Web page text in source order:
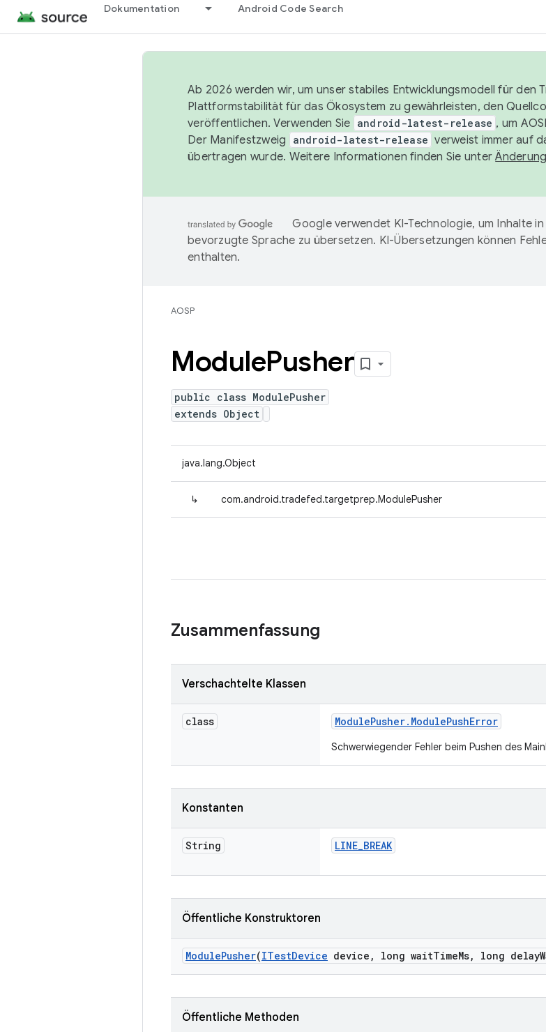
Dokumentation Android Code Search
Ab 2026 werden wir, um unser stabiles Entwicklungsmodell für den
Plattformstabilität für das Ökosystem zu gewährleisten, den
veröffentlichen. Verwenden Sie android-latest-release , um
Der Manifestzweig
android-latest-release verweist immer auf
übertragen wurde. Weitere Informationen finden Sie unter
Google verwendet KI-Technologie, um Inhalte
bevorzugte Sprache zu übersetzen. KI-Übersetzungen können
enthalten.
AOSP
ModulePusher
public class ModulePusher
extends Object
java.lang.Object
↳ com.android.tradefed.targetprep.ModulePusher
Zusammenfassung
Verschachtelte Klassen
class ModulePusher. ModulePushError
Schwerwiegender Fehler beim Pushen des
Konstanten
String LINE_BREAK
Öffentliche Konstruktoren
ModulePusher(ITestDevice device , long waitTimeMs, long delay
Öffentliche Methoden